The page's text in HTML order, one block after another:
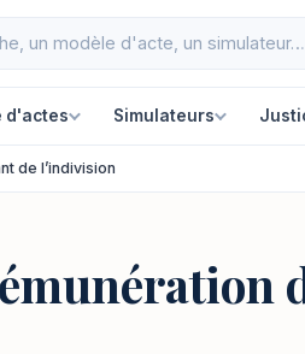
d'actes Simulateurs
de l’indivision